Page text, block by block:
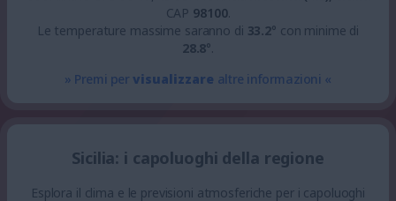
CAP 98100.
Le temperature massime saranno di 33.2° con minime di
28.8°.
» Premi pervisualizzare altre informazioni «
Sicilia: i capoluoghi della regione
Esplora il clima e le previsioni atmosferiche per i capoluoghi